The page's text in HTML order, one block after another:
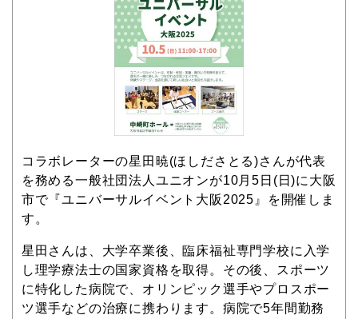
コラボレーターの星田暁(ほしださとる)さんが代表
を務める一般社団法人ユニオンが10月5日(日)に大阪
市で『ユニバーサルイベント大阪2025』を開催しま
す。
星田さんは、大学卒業後、臨床福祉専門学校に入学
し理学療法士の国家資格を取得。その後、スポーツ
に特化した病院で、オリンピック選手やプロスポー
ツ選手などの治療に携わります。病院で5年間勤務